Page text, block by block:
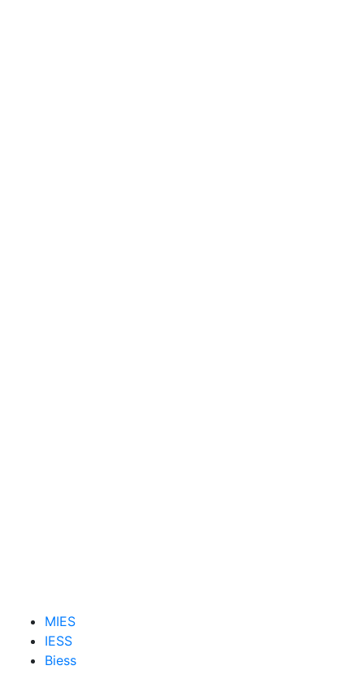
MIES
IESS
Biess